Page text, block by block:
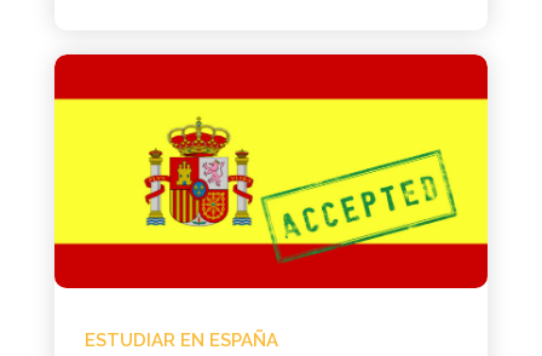
ESTUDIAR EN ESPAÑA